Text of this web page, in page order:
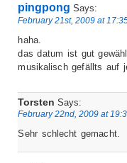
pingpong Says:
February 21st, 2009 at
haha.
das datum ist gut
musikalisch gefällts auf
Torsten Says:
February 22nd, 2009 at
Sehr schlecht gemacht.